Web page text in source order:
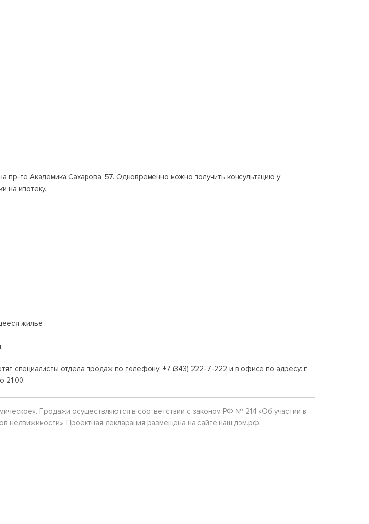
те Академика Сахарова, 57. Одновременно можно получить консультацию у
на ипотеку.
жилье.
специалисты отдела продаж по телефону: +7 (343) 222-7-222 и в офисе по адресу: г.
21:00.
Продажи осуществляются в соответствии с законом РФ № 214 «Об участии в
недвижимости». Проектная декларация размещена на сайте наш.дом.рф.